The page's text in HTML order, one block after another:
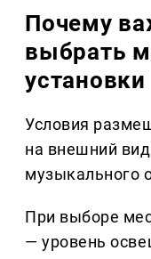
Почему
выбрать
установки
Условия
на внешний
музыкального
При выборе
— уровень